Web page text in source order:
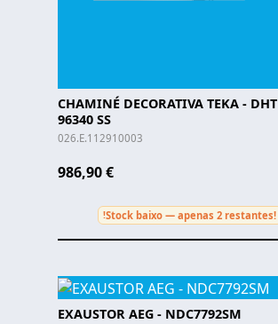
CHAMINÉ DECORATIVA TEKA - DHT
96340 SS
026.E.112910003
986,90 €
!Stock baixo — apenas 2 restantes!
EXAUSTOR AEG - NDC7792SM